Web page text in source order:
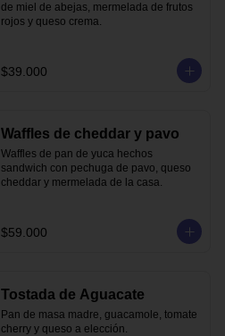
de miel de abejas, mermelada de frutos
rojos y queso crema.
$39.000
Waffles de cheddar y pavo
Waffles de pan de yuca hechos
sandwich con pechuga de pavo, queso
cheddar y mermelada de la casa.
$59.000
Tostada de Aguacate
Pan de masa madre, guacamole, tomate
cherry y queso a elección.